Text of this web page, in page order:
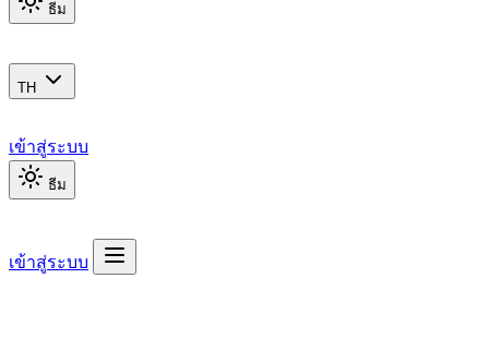
ธีม
TH
เข้าสู่ระบบ
ธีม
เข้าสู่ระบบ